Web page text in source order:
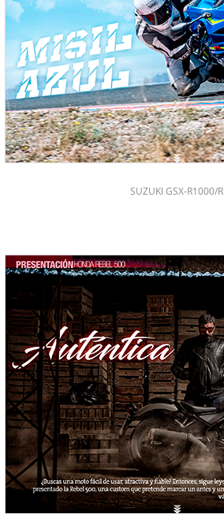
SUZUKI GSX-R1000/R